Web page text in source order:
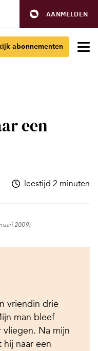
AANMELDEN
abonnementen
een
leestijd 2 minuten
2009)
vriendin drie
man bleef
vliegen. Na mijn
naar een